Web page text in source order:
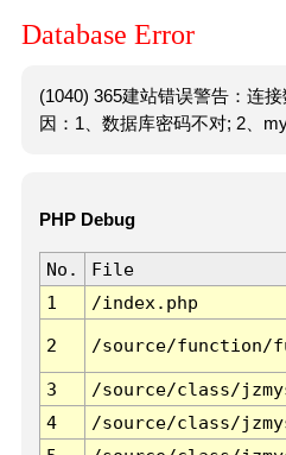
Database Error
(1040) 365建站错误警告：连
因：1、数据库密码不对; 2、
PHP Debug
No. File
1
/index.php
2 /source/function/
3 /source/class/
4
/source/class/